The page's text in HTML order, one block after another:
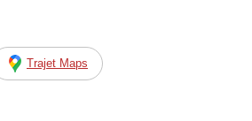
Trajet Maps